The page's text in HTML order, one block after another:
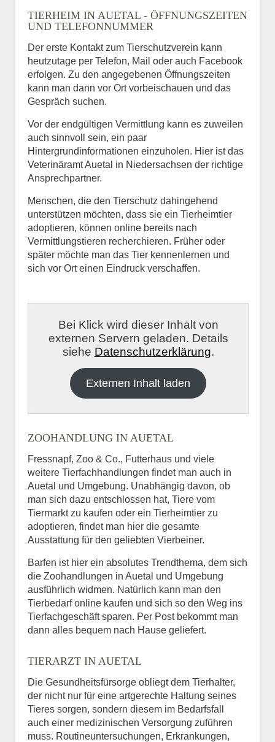
TIERHEIM IN AUETAL - ÖFFNUNGSZEITEN
UND TELEFONNUMMER
Der erste Kontakt zum Tierschutzverein kann
heutzutage per Telefon, Mail oder auch Facebook
erfolgen. Zu den angegebenen Öffnungszeiten
kann man dann vor Ort vorbeischauen und das
Gespräch suchen.
Vor der endgültigen Vermittlung kann es zuweilen
auch sinnvoll sein, ein paar
Hintergrundinformationen einzuholen. Hier ist das
Veterinäramt Auetal in Niedersachsen der richtige
Ansprechpartner.
Menschen, die den Tierschutz dahingehend
unterstützen möchten, dass sie ein Tierheimtier
adoptieren, können online bereits nach
Vermittlungstieren recherchieren. Früher oder
später möchte man das Tier kennenlernen und
sich vor Ort einen Eindruck verschaffen.
Bei Klick wird dieser Inhalt von
externen Servern geladen. Details
siehe Datenschutzerklärung.
Externen Inhalt laden
ZOOHANDLUNG IN AUETAL
Fressnapf, Zoo & Co., Futterhaus und viele
weitere Tierfachhandlungen findet man auch in
Auetal und Umgebung. Unabhängig davon, ob
man sich dazu entschlossen hat, Tiere vom
Tiermarkt zu kaufen oder ein Tierheimtier zu
adoptieren, findet man hier die gesamte
Ausstattung für den geliebten Vierbeiner.
Barfen ist hier ein absolutes Trendthema, dem sich
die Zoohandlungen in Auetal und Umgebung
ausführlich widmen. Natürlich kann man den
Tierbedarf online kaufen und sich so den Weg ins
Tierfachgeschäft sparen. Per Post bekommt man
dann alles bequem nach Hause geliefert.
TIERARZT IN AUETAL
Die Gesundheitsfürsorge obliegt dem Tierhalter,
der nicht nur für eine artgerechte Haltung seines
Tieres sorgen, sondern diesem im Bedarfsfall
auch einer medizinischen Versorgung zuführen
muss. Routineuntersuchungen, Erkrankungen,